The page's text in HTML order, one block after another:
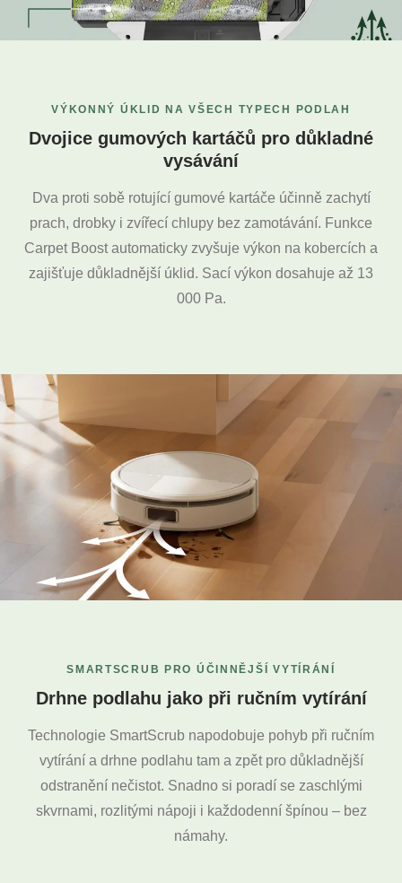
VÝKONNÝ ÚKLID NA VŠECH TYPECH PODLAH
Dvojice gumových kartáčů pro důkladné
vysávání
Dva proti sobě rotující gumové kartáče účinně zachytí
prach, drobky i zvířecí chlupy bez zamotávání. Funkce
Carpet Boost automaticky zvyšuje výkon na kobercích a
zajišťuje důkladnější úklid. Sací výkon dosahuje až 13
000 Pa.
SMARTSCRUB PRO ÚČINNĚJŠÍ VYTÍRÁNÍ
Drhne podlahu jako při ručním vytírání
Technologie SmartScrub napodobuje pohyb při ručním
vytírání a drhne podlahu tam a zpět pro důkladnější
odstranění nečistot. Snadno si poradí se zaschlými
skvrnami, rozlitými nápoji i každodenní špínou – bez
námahy.